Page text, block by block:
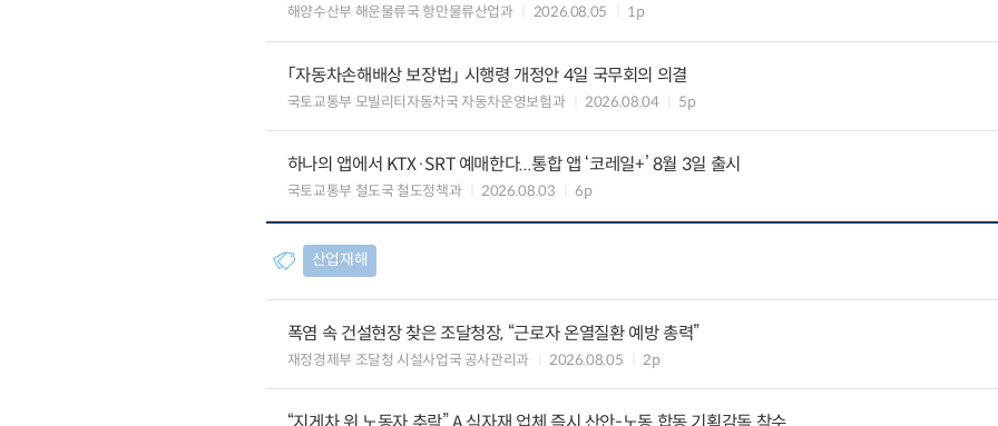
해양수산부 해운물류국 항만물류산업과 2026.08.05 1p
「자동차손해배상 보장법」 시행령 개정안 4일 국무회의 의결
국토교통부 모빌리티자동차국 자동차운영보험과 2026.08.04 5p
하나의 앱에서 KTX·SRT 예매한다...통합 앱 ‘코레일+’ 8월 3일 출시
국토교통부 철도국 철도정책과 2026.08.03 6p
산업재해
폭염 속 건설현장 찾은 조달청장, “근로자 온열질환 예방 총력”
재정경제부 조달청 시설사업국 공사관리과 2026.08.05 2p